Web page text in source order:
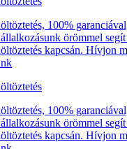
100%
örömmel
kapcsán. Hívjon
100%
örömmel
kapcsán. Hívjon